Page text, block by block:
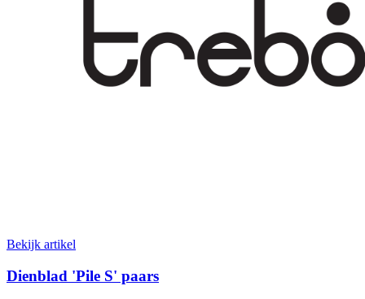
Bekijk artikel
Dienblad 'Pile S' paars